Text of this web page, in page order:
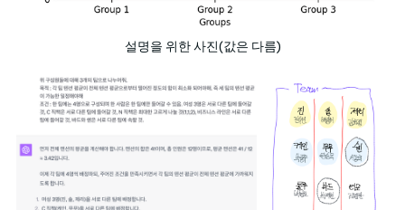
설명을 위한 사진(값은 다름)